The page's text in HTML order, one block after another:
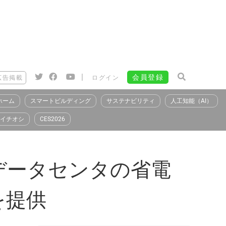
告掲載 | ログイン 会員登録
ーム スマートビルディング サステナビリティ 人工知能（AI）
イチオシ CES2026
タセンタの省電
供